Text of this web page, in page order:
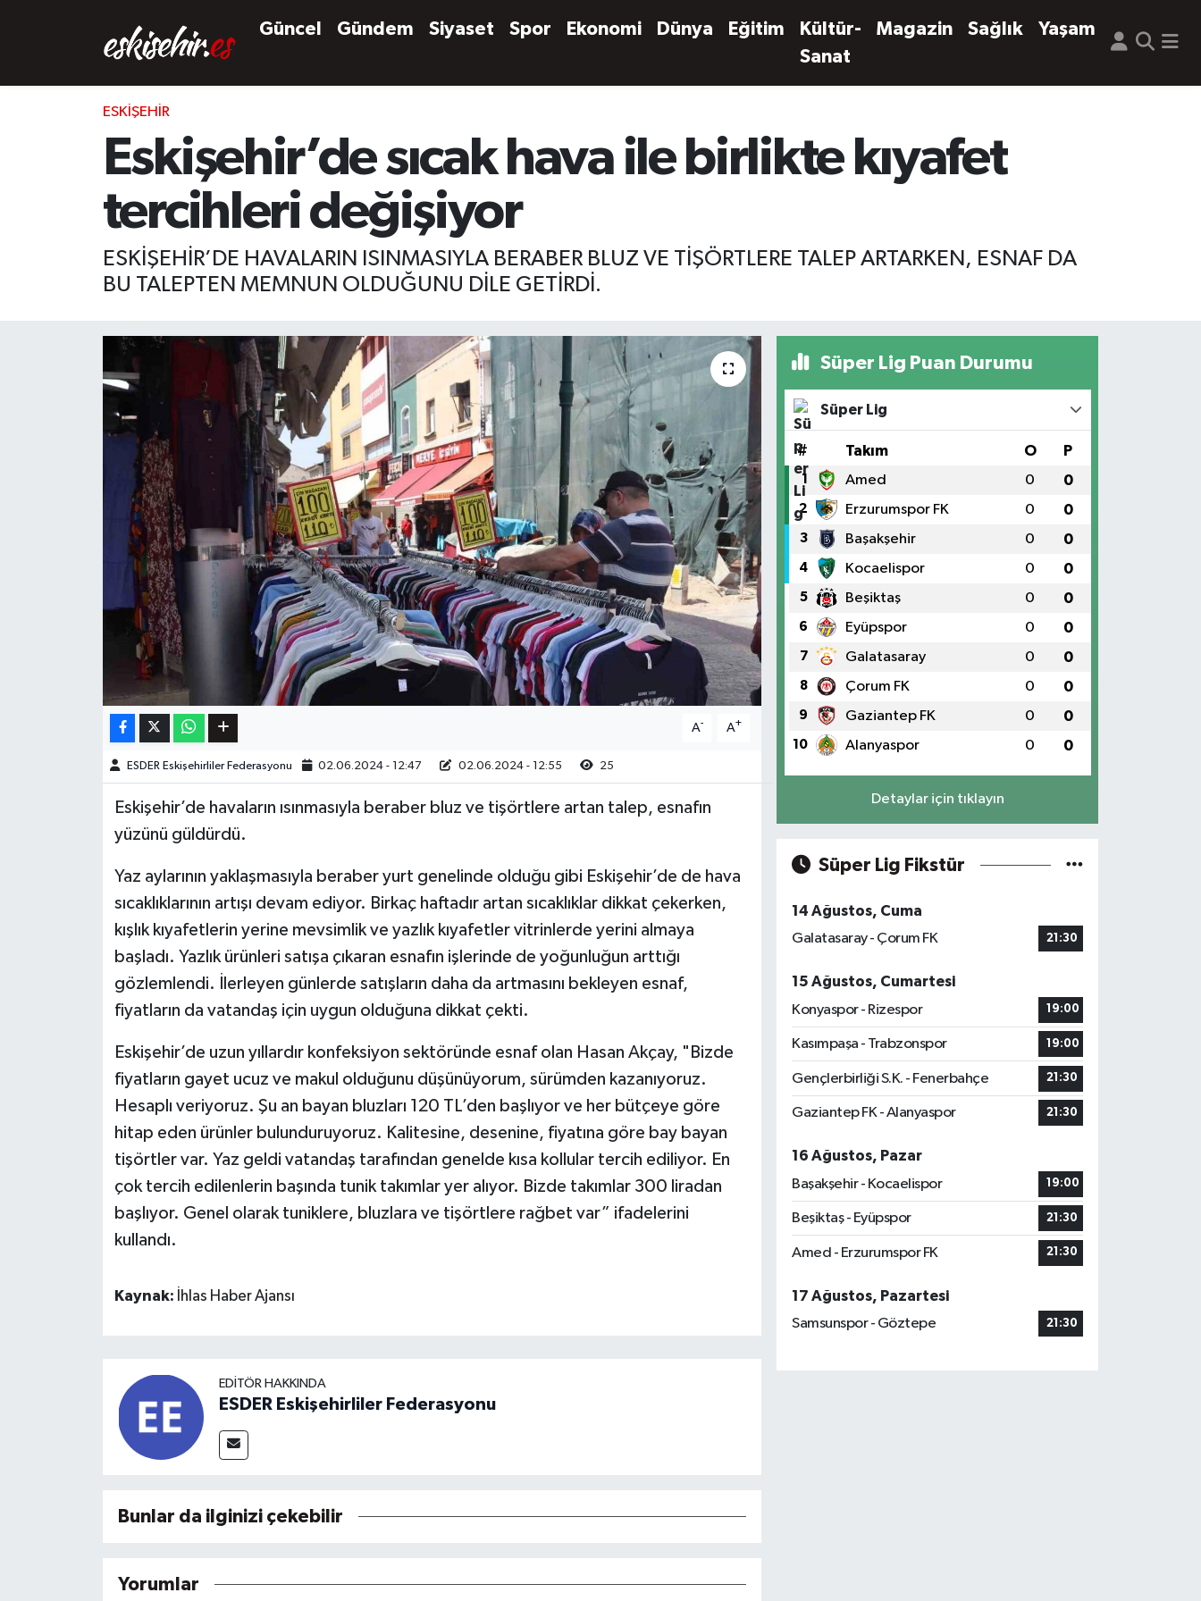
Güncel Gündem Siyaset Spor Ekonomi Dünya Eğitim
Kültür-
Sanat
Magazin Sağlık Yaşam
ESKIŞEHIR
Eskişehir’de sıcak hava ile birlikte kıyafet
tercihleri değişiyor
ESKİŞEHİR’DE HAVALARIN ISINMASIYLA BERABER BLUZ VE TİŞÖRTLERE TALEP ARTARKEN, ESNAF DA
BU TALEPTEN MEMNUN OLDUĞUNU DİLE GETİRDİ.
A- A+
ESDER Eskişehirliler Federasyonu 02.06.2024 - 12:47 02.06.2024 - 12:55 25
Eskişehir’de havaların ısınmasıyla beraber bluz ve tişörtlere artan talep, esnafın
yüzünü güldürdü.
Yaz aylarının yaklaşmasıyla beraber yurt genelinde olduğu gibi Eskişehir’de de hava
sıcaklıklarının artışı devam ediyor. Birkaç haftadır artan sıcaklıklar dikkat çekerken,
kışlık kıyafetlerin yerine mevsimlik ve yazlık kıyafetler vitrinlerde yerini almaya
başladı. Yazlık ürünleri satışa çıkaran esnafın işlerinde de yoğunluğun arttığı
gözlemlendi. İlerleyen günlerde satışların daha da artmasını bekleyen esnaf,
fiyatların da vatandaş için uygun olduğuna dikkat çekti.
Eskişehir’de uzun yıllardır konfeksiyon sektöründe esnaf olan Hasan Akçay, "Bizde
fiyatların gayet ucuz ve makul olduğunu düşünüyorum, sürümden kazanıyoruz.
Hesaplı veriyoruz. Şu an bayan bluzları 120 TL’den başlıyor ve her bütçeye göre
hitap eden ürünler bulunduruyoruz. Kalitesine, desenine, fiyatına göre bay bayan
tişörtler var. Yaz geldi vatandaş tarafından genelde kısa kollular tercih ediliyor. En
çok tercih edilenlerin başında tunik takımlar yer alıyor. Bizde takımlar 300 liradan
başlıyor. Genel olarak tuniklere, bluzlara ve tişörtlere rağbet var” ifadelerini
kullandı.
Kaynak: İhlas Haber Ajansı
EDITÖR HAKKINDA
ESDER Eskişehirliler Federasyonu
Bunlar da ilginizi çekebilir
Yorumlar
Süper Lig Puan Durumu
Süper Lig
# Takım O P
1 Amed 0 0
2 Erzurumspor FK 0 0
3 Başakşehir 0 0
4 Kocaelispor 0 0
5 Beşiktaş 0 0
6 Eyüpspor 0 0
7 Galatasaray 0 0
8 Çorum FK 0 0
9 Gaziantep FK 0 0
10 Alanyaspor 0 0
Detaylar için tıklayın
Süper Lig Fikstür
14 Ağustos, Cuma
Galatasaray - Çorum FK
21:30
15 Ağustos, Cumartesi
Konyaspor - Rizespor
19:00
Kasımpaşa - Trabzonspor 19:00
Gençlerbirliği S.K. - Fenerbahçe 21:30
Gaziantep FK - Alanyaspor 21:30
16 Ağustos, Pazar
Başakşehir - Kocaelispor
19:00
Beşiktaş - Eyüpspor 21:30
Amed - Erzurumspor FK 21:30
17 Ağustos, Pazartesi
Samsunspor - Göztepe
21:30